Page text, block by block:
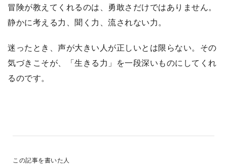
冒険が教えてくれるのは、勇敢さだけではありません。
静かに考える力、聞く力、流されない力。
迷ったとき、声が大きい人が正しいとは限らない。その
気づきこそが、「生きる力」を一段深いものにしてくれ
るのです。
この記事を書いた人